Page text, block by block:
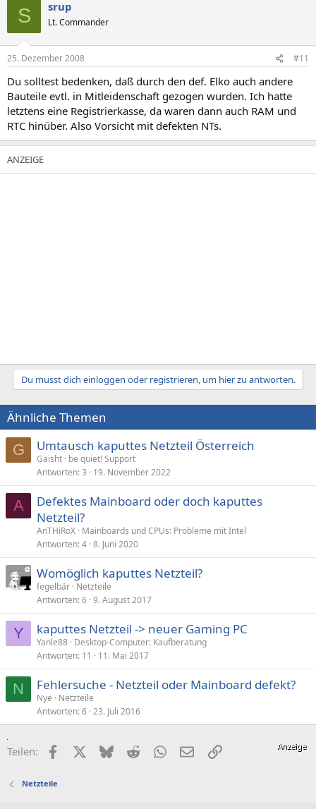
S srup
Lt. Commander
25. Dezember 2008 #11
Du solltest bedenken, daß durch den def. Elko auch andere
Bauteile evtl. in Mitleidenschaft gezogen wurden. Ich hatte
letztens eine Registrierkasse, da waren dann auch RAM und
RTC hinüber. Also Vorsicht mit defekten NTs.
Du musst dich einloggen oder registrieren, um hier zu antworten.
Ähnliche Themen
G Umtausch kaputtes Netzteil Österreich
Gaisht be quiet! Support
Antworten 3 19. November 2022
A
Defektes Mainboard oder doch kaputtes
Netzteil?
AnTHiRoX Mainboards und CPUs: Probleme mit Intel
Antworten 4 8. Juni 2020
Womöglich kaputtes Netzteil?
fegelbär Netzteile
Antworten 6 9. August 2017
Y kaputtes Netzteil -> neuer Gaming PC
Yanle88 Desktop-Computer: Kaufberatung
Antworten 11 11. Mai 2017
N Fehlersuche - Netzteil oder Mainboard defekt?
Nye
Netzteile
Antworten 6 23. Juli 2016
Teilen: FacebookX (Twitter)
BlueskyRedditWhatsApp
E-MailLink
Netzteile